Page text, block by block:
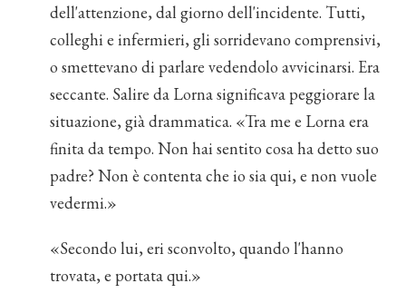
dell'attenzione, dal giorno dell'incidente. Tutti,
colleghi e infermieri, gli sorridevano comprensivi,
o smettevano di parlare vedendolo avvicinarsi. Era
seccante. Salire da Lorna significava peggiorare la
situazione, già drammatica. «Tra me e Lorna era
finita da tempo. Non hai sentito cosa ha detto suo
padre? Non è contenta che io sia qui, e non vuole
vedermi.»
«Secondo lui, eri sconvolto, quando l'hanno
trovata, e portata qui.»